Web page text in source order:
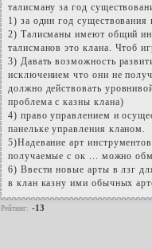
талисману за год
1) за один год
2) Талисманы имеют общий
талисманов это клана. Чтоб
3) Давать возможность
исключением что они не
должно действовать
проблема с казны клана)
4) право управлением и
панельке управления кланом.
5)Надевание арт
получаемые с ок ... можно
6) Ввести новые арты в лзг
в клан казну ими обычных
Рейтинг: -13